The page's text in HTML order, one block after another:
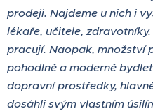
prodeji. Najdeme u nich i
lékaře, učitele,
pracují. Naopak, množství
pohodlně a moderně
dopravní prostředky,
dosáhli svým vlastním